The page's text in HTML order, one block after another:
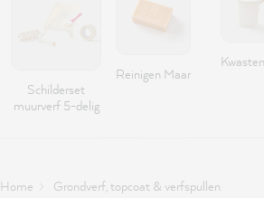
Schilderset
muurverf 5-delig
Reinigen Maar
Home Grondverf, topcoat & verfspullen